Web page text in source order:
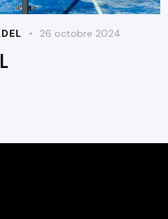
26 octobre 2024